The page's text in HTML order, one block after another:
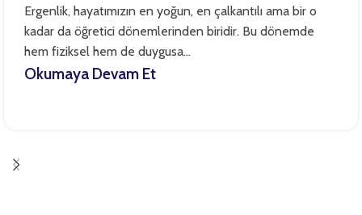
Ergenlik, hayatımızın en yoğun, en çalkantılı ama bir o
kadar da öğretici dönemlerinden biridir. Bu dönemde
hem fiziksel hem de duygusa...
Okumaya Devam Et